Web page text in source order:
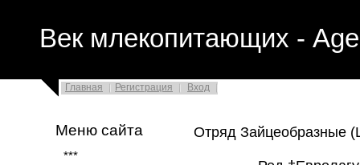
Век млекопитающих -
Главная Регистрация Вход
Меню сайта
***
Отряд Зайцеобразные